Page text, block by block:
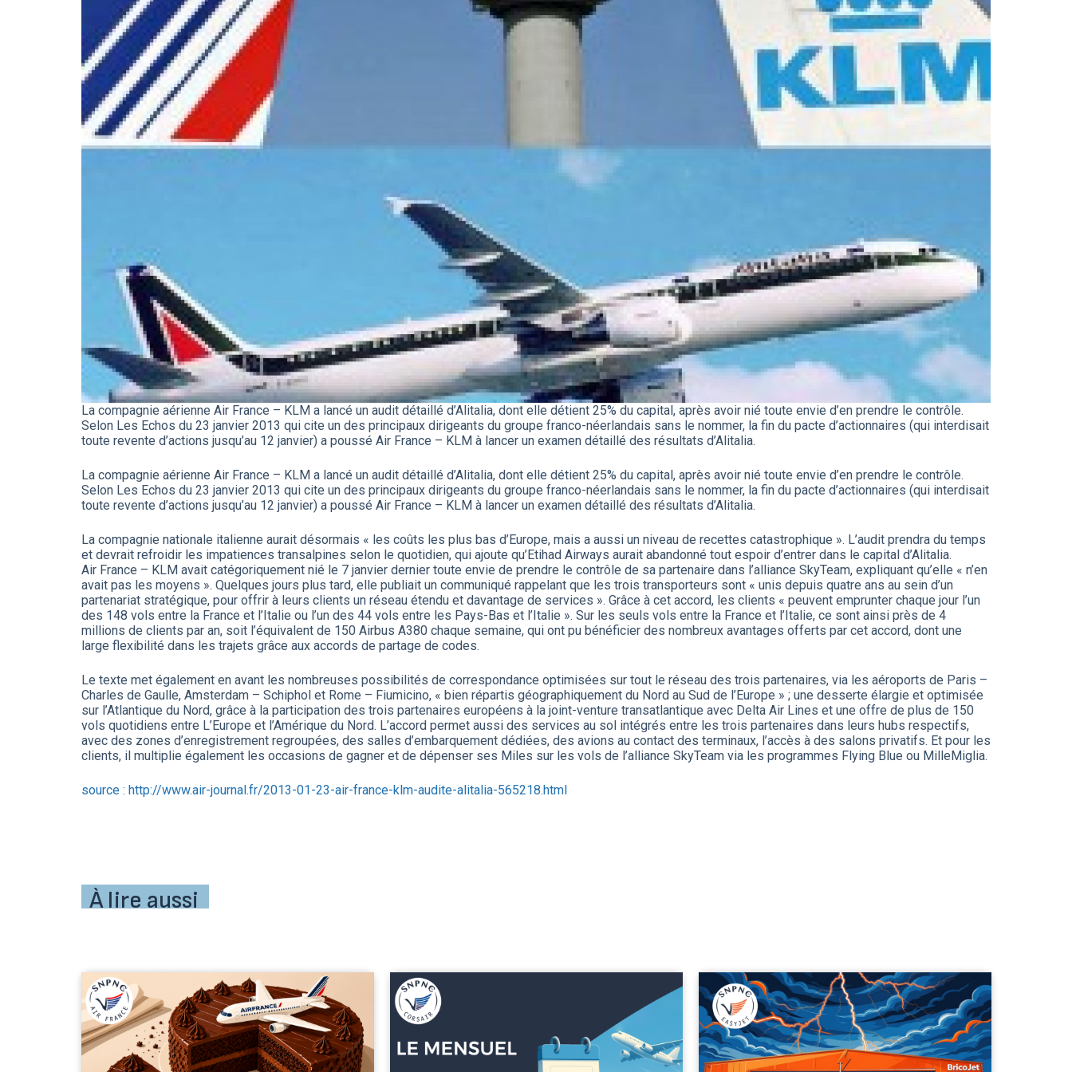
La compagnie aérienne Air France – KLM a lancé un audit détaillé d’Alitalia, dont elle détient 25% du capital, après avoir nié toute envie d’en prendre le contrôle.
Selon Les Echos du 23 janvier 2013 qui cite un des principaux dirigeants du groupe franco-néerlandais sans le nommer, la fin du pacte d’actionnaires (qui interdisait
toute revente d’actions jusqu’au 12 janvier) a poussé Air France – KLM à lancer un examen détaillé des résultats d’Alitalia.
La compagnie aérienne Air France – KLM a lancé un audit détaillé d’Alitalia, dont elle détient 25% du capital, après avoir nié toute envie d’en prendre le contrôle.
Selon Les Echos du 23 janvier 2013 qui cite un des principaux dirigeants du groupe franco-néerlandais sans le nommer, la fin du pacte d’actionnaires (qui interdisait
toute revente d’actions jusqu’au 12 janvier) a poussé Air France – KLM à lancer un examen détaillé des résultats d’Alitalia.
La compagnie nationale italienne aurait désormais « les coûts les plus bas d’Europe, mais a aussi un niveau de recettes catastrophique ». L’audit prendra du temps
et devrait refroidir les impatiences transalpines selon le quotidien, qui ajoute qu’Etihad Airways aurait abandonné tout espoir d’entrer dans le capital d’Alitalia.
Air France – KLM avait catégoriquement nié le 7 janvier dernier toute envie de prendre le contrôle de sa partenaire dans l’alliance SkyTeam, expliquant qu’elle « n’en
avait pas les moyens ». Quelques jours plus tard, elle publiait un communiqué rappelant que les trois transporteurs sont « unis depuis quatre ans au sein d’un
partenariat stratégique, pour offrir à leurs clients un réseau étendu et davantage de services ». Grâce à cet accord, les clients « peuvent emprunter chaque jour l’un
des 148 vols entre la France et l’Italie ou l’un des 44 vols entre les Pays-Bas et l’Italie ». Sur les seuls vols entre la France et l’Italie, ce sont ainsi près de 4
millions de clients par an, soit l’équivalent de 150 Airbus A380 chaque semaine, qui ont pu bénéficier des nombreux avantages offerts par cet accord, dont une
large flexibilité dans les trajets grâce aux accords de partage de codes.
Le texte met également en avant les nombreuses possibilités de correspondance optimisées sur tout le réseau des trois partenaires, via les aéroports de Paris –
Charles de Gaulle, Amsterdam – Schiphol et Rome – Fiumicino, « bien répartis géographiquement du Nord au Sud de l’Europe » ; une desserte élargie et optimisée
sur l’Atlantique du Nord, grâce à la participation des trois partenaires européens à la joint-venture transatlantique avec Delta Air Lines et une offre de plus de 150
vols quotidiens entre L’Europe et l’Amérique du Nord. L’accord permet aussi des services au sol intégrés entre les trois partenaires dans leurs hubs respectifs,
avec des zones d’enregistrement regroupées, des salles d’embarquement dédiées, des avions au contact des terminaux, l’accès à des salons privatifs. Et pour les
clients, il multiplie également les occasions de gagner et de dépenser ses Miles sur les vols de l’alliance SkyTeam via les programmes Flying Blue ou MilleMiglia.
source : http://www.air-journal.fr/2013-01-23-air-france-klm-audite-alitalia-565218.html
À lire aussi